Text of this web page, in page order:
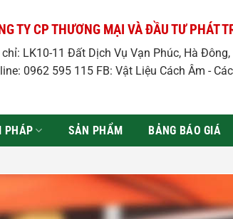
TY CP THƯƠNG MẠI VÀ ĐẦU TƯ PHÁT
LK10-11 Đất Dịch Vụ Vạn Phúc, Hà Đông,
0962 595 115 FB: Vật Liệu Cách Âm -
PHÁP SẢN PHẨM BẢNG BÁO GIÁ